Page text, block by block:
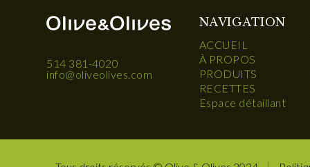
514 381-4020
info@oliveolives.com
NAVIGATION
ACCUEIL
À PROPOS
PRODUITS
RECETTES
Espace détaillant